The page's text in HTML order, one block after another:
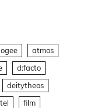
atmos
d:facto
deitytheos
film